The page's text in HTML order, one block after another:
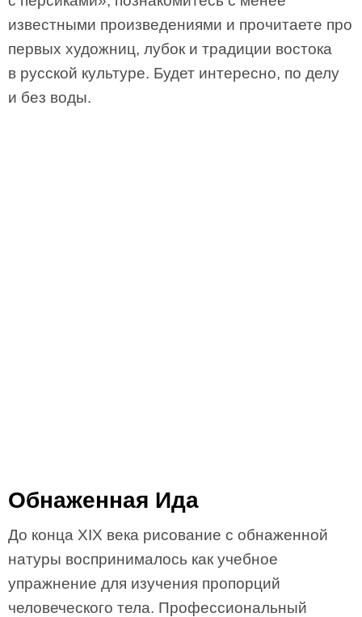
известными произведениями и прочитаете про
первых художниц, лубок и традиции востока
в русской культуре. Будет интересно, по делу
и без воды.
Обнаженная Ида
До конца XIX века рисование с обнаженной
натуры воспринималось как учебное
упражнение для изучения пропорций
человеческого тела. Профессиональный